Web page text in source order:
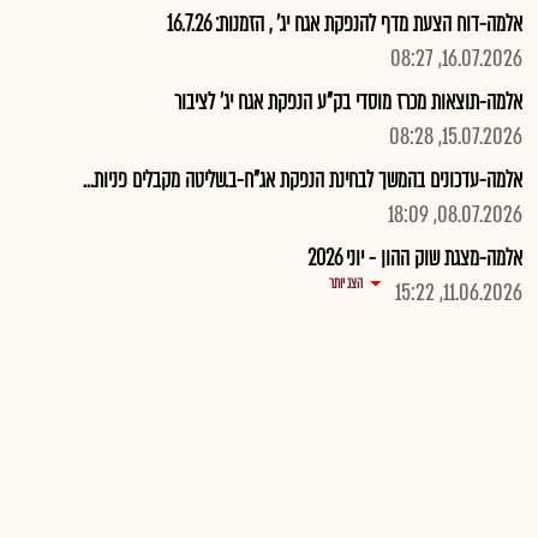
אלמה-דוח הצעת מדף להנפקת אגח יג' , הזמנות: 16.7.26
16.07.2026, 08:27
אלמה-תוצאות מכרז מוסדי בק"ע הנפקת אגח יג' לציבור
15.07.2026, 08:28
אלמה-עדכונים בהמשך לבחינת הנפקת אג"ח-ב.שליטה מקבלים פניות...
08.07.2026, 18:09
אלמה-מצגת שוק ההון - יוני 2026
11.06.2026, 15:22
הצג יותר